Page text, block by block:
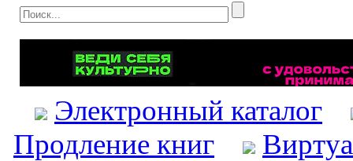
Электронный каталог
Продление книг